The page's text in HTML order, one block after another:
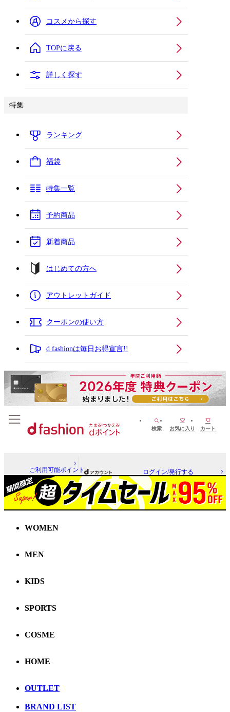
コスメから探す
TOPに戻る
詳しく探す
特集
ランキング
福袋
特集一覧
予約商品
新着商品
はじめての方へ
アウトレットガイド
クーポンの使い方
d fashionは毎日お得宣言!!
検索 お気に入り カート
ご利用可能ポイント ログイン/発行する
WOMEN
MEN
KIDS
SPORTS
COSME
HOME
OUTLET
BRAND LIST